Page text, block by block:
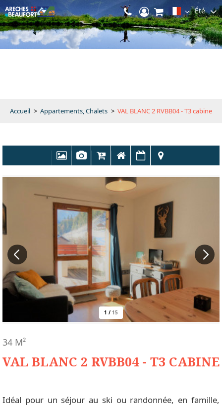
Été
Accueil > Appartements, Chalets > VAL BLANC 2 RVBB04 - T3 cabine
1 / 15
VAL BLANC 2 RVBB04 - T3 CABINE
34 M²
Idéal pour un séjour au ski ou randonnée, en famille,